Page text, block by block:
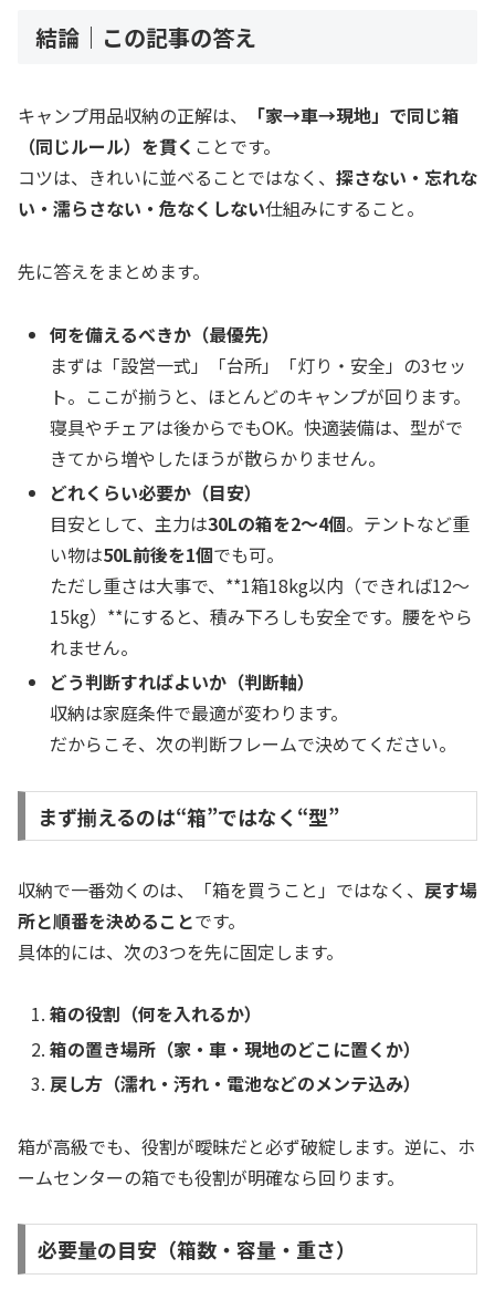
結論｜この記事の答え
キャンプ用品収納の正解は、
「家→車→現地」で同じ箱
（同じルール）を貫く ことです。
コツは、きれいに並べることではなく、 探さない・忘れな
い・濡らさない・危なくしない仕組みにすること。
先に答えをまとめます。
何を備えるべきか（最優先）
まずは「設営一式」「台所」「灯り・安全」の3セッ
ト。ここが揃うと、ほとんどのキャンプが回ります。
寝具やチェアは後からでもOK。快適装備は、型がで
きてから増やしたほうが散らかりません。
どれくらい必要か（目安）
目安として、主力は30Lの箱を2〜4個。テントなど重
い物は50L前後を1個でも可。
ただし重さは大事で、**1箱18kg以内（できれば12〜
15kg）**にすると、積み下ろしも安全です。腰をやら
れません。
どう判断すればよいか（判断軸）
収納は家庭条件で最適が変わります。
だからこそ、次の判断フレームで決めてください。
まず揃えるのは“箱”ではなく“型”
収納で一番効くのは、「箱を買うこと」ではなく、 戻す場
所と順番を決めることです。
具体的には、次の3つを先に固定します。
箱の役割（何を入れるか）
箱の置き場所（家・車・現地のどこに置くか）
戻し方（濡れ・汚れ・電池などのメンテ込み）
箱が高級でも、役割が曖昧だと必ず破綻します。逆に、ホ
ームセンターの箱でも役割が明確なら回ります。
必要量の目安（箱数・容量・重さ）